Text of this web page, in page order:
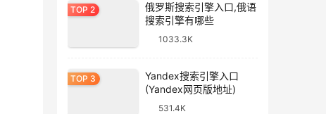
俄罗斯搜索引擎入口,俄语
搜索引擎有哪些
1033.3K
Yandex搜索引擎入口
(Yandex网页版地址)
531.4K